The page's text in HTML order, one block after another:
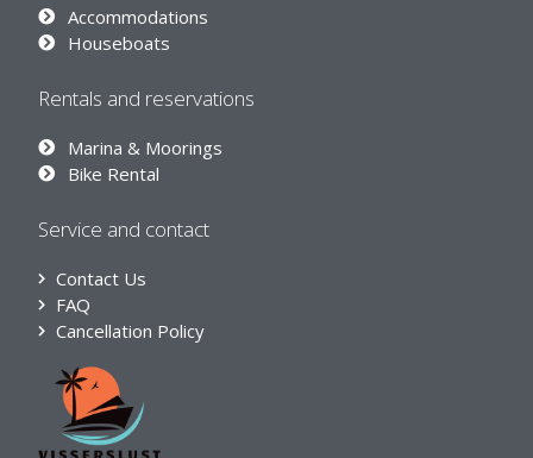
Accommodations
Houseboats
Rentals and reservations
Marina & Moorings
Bike Rental
Service and contact
Contact Us
FAQ
Cancellation Policy